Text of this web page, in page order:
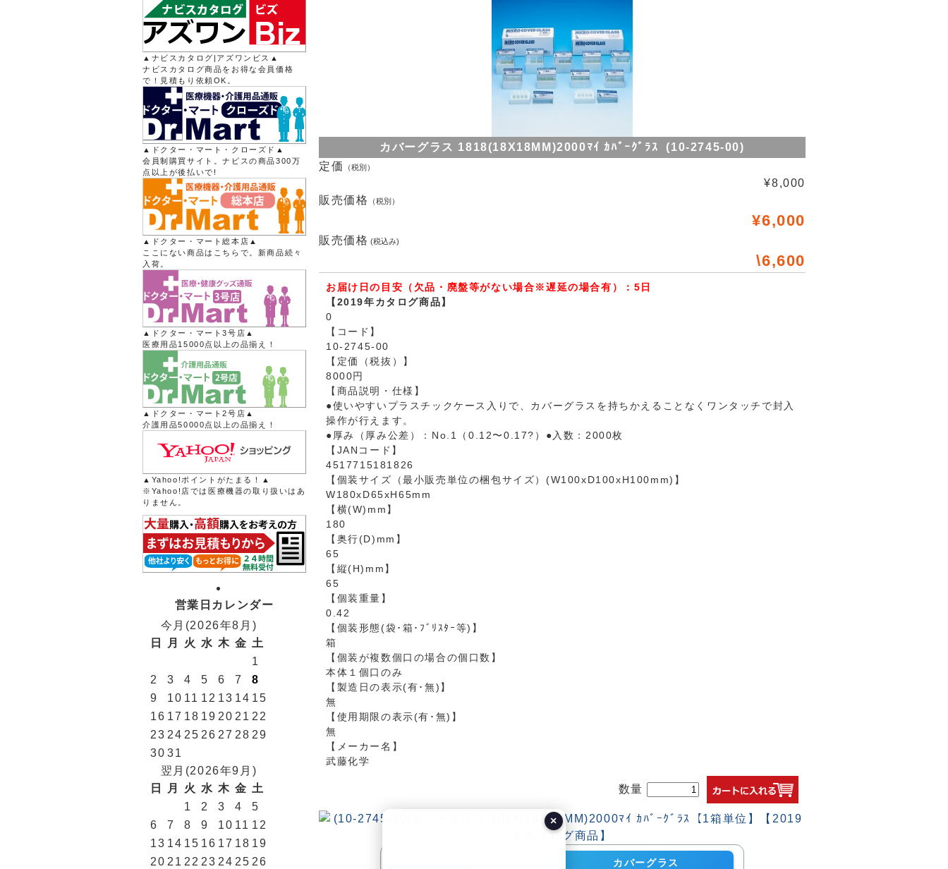
カバーグラス 1818(18X18MM)2000ﾏｲ ｶﾊﾞｰｸﾞﾗｽ (10-2745-00)
定価
（税別）
¥8,000
販売価格
（税別）
¥6,000
販売価格 (税込み)
\6,600
お届け日の目安（欠品・廃盤等がない場合※遅延の場合有）：5日
【2019年カタログ商品】
0
【コード】
10-2745-00
【定価（税抜）】
8000円
【商品説明・仕様】
●使いやすいプラスチックケース入りで、カバーグラスを持ちかえることなくワンタッチで封入
操作が行えます。
●厚み（厚み公差）：No.1（0.12〜0.17?）●入数：2000枚
【JANコード】
4517715181826
【個装サイズ（最小販売単位の梱包サイズ）(W100xD100xH100mm)】
W180xD65xH65mm
【横(W)mm】
180
【奥行(D)mm】
65
【縦(H)mm】
65
【個装重量】
0.42
【個装形態(袋･箱･ﾌﾞﾘｽﾀｰ等)】
箱
【個装が複数個口の場合の個口数】
本体１個口のみ
【製造日の表示(有･無)】
無
【使用期限の表示(有･無)】
無
【メーカー名】
武藤化学
数量
カバーグラス
▲ナビスカタログ|アズワンビス▲
ナビスカタログ商品をお得な会員価格
で！見積もり依頼OK。
▲ドクター・マート・クローズド▲
会員制購買サイト。ナビスの商品300万
点以上が後払いで!
▲ドクター・マート総本店▲
ここにない商品はこちらで。新商品続々
入荷。
▲ドクター・マート3号店▲
医療用品15000点以上の品揃え！
▲ドクター・マート2号店▲
介護用品50000点以上の品揃え！
▲Yahoo!ポイントがたまる！▲
※Yahoo!店では医療機器の取り扱いはあ
りません。
営業日カレンダー
今月(2026年8月)
日
月 火 水 木 金 土
1
2
3 4 5 6 7
8
9
10 11 12 13 14 15
16 17 18 19 20 21 22
23 24 25 26 27 28 29
30 31
翌月(2026年9月)
日
月 火 水 木 金 土
1
2 3 4
5
6
7 8 9 10 11 12
13 14 15 16 17 18 19
20 21 22 23 24 25 26
×